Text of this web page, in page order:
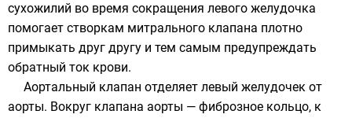
сухожилий во время сокращения левого желудочка
помогает створкам митрального клапана плотно
примыкать друг другу и тем самым предупреждать
обратный ток крови.
Аортальный клапан отделяет левый желудочек от
аорты. Вокруг клапана аорты — фиброзное кольцо, к